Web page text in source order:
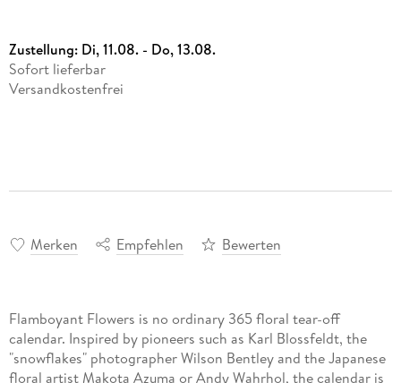
Zustellung: Di, 11.08. - Do, 13.08.
Sofort lieferbar
Versandkostenfrei
Merken Empfehlen Bewerten
Flamboyant Flowers is no ordinary 365 floral tear-off
calendar. Inspired by pioneers such as Karl Blossfeldt, the
"snowflakes" photographer Wilson Bentley and the Japanese
floral artist Makota Azuma or Andy Wahrhol, the calendar is